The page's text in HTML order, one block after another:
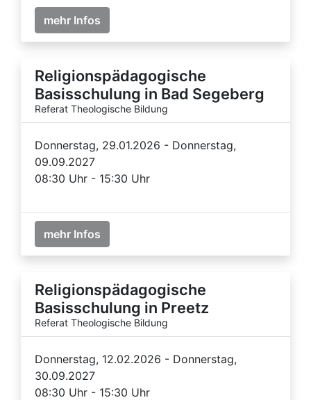
mehr Infos
Religionspädagogische
Basisschulung in Bad Segeberg
Referat Theologische Bildung
Donnerstag, 29.01.2026 - Donnerstag,
09.09.2027
08:30 Uhr - 15:30 Uhr
mehr Infos
Religionspädagogische
Basisschulung in Preetz
Referat Theologische Bildung
Donnerstag, 12.02.2026 - Donnerstag,
30.09.2027
08:30 Uhr - 15:30 Uhr